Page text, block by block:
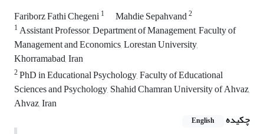
Fariborz Fathi Chegeni1 Mahdie Sepahvand2
1Assistant Professor, Department of Management, Faculty of
Management and Economics, Lorestan University,
Khorramabad, Iran
2PhD in Educational Psychology, Faculty of Educational
Sciences and Psychology, Shahid Chamran University of Ahvaz,
Ahvaz, Iran
چکیده
English